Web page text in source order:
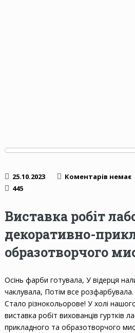
25.10.2023 Коментарів немає
445
Виставка робіт
декоративно-
образотворчого
Осінь фарби готувала, У відерця
чаклувала, Потім все
Стало різнокольорове! У холі
виставка робіт вихованців гуртків
прикладного та образотворчого